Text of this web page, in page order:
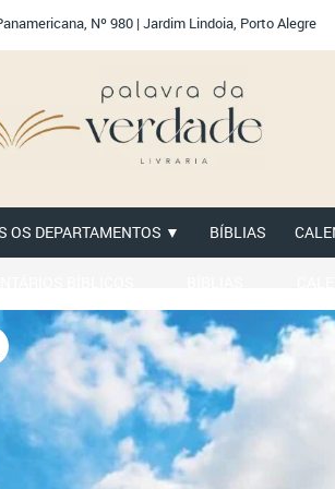
Nº 980 | Jardim Lindoia, Porto Alegre
OS DEPARTAMENTOS ▼ BÍBLIAS
TESTAMENTO APOLOGÉTICA
LIVRETOS MATERIAL
E PORTA CANECAS GUIRLANDAS E